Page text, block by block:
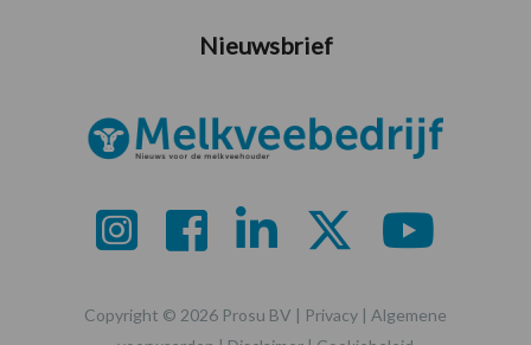
Nieuwsbrief
Copyright © 2026 Prosu BV | Privacy | Algemene